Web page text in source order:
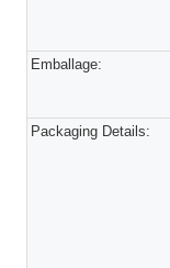
Emballage:
Packaging Details: